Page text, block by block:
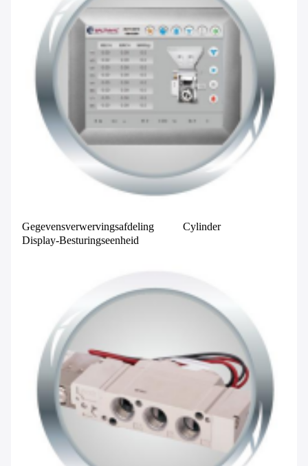
Laat een bericht achter
We bellen je snel terug!
VERZENDEN
Gegevensverwervingsafdeling
Cylinder
Display-Besturingseenheid